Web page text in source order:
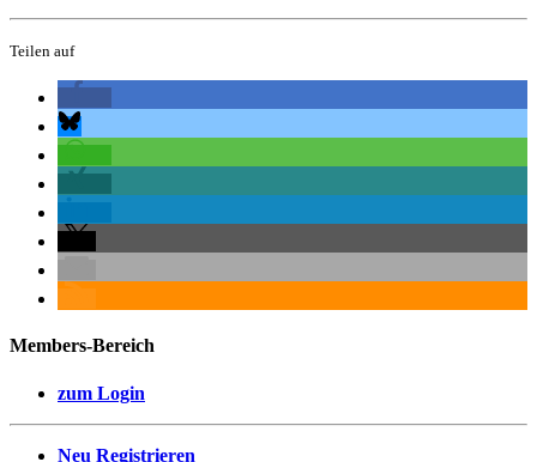
Teilen auf
Members-Bereich
zum Login
Neu Registrieren